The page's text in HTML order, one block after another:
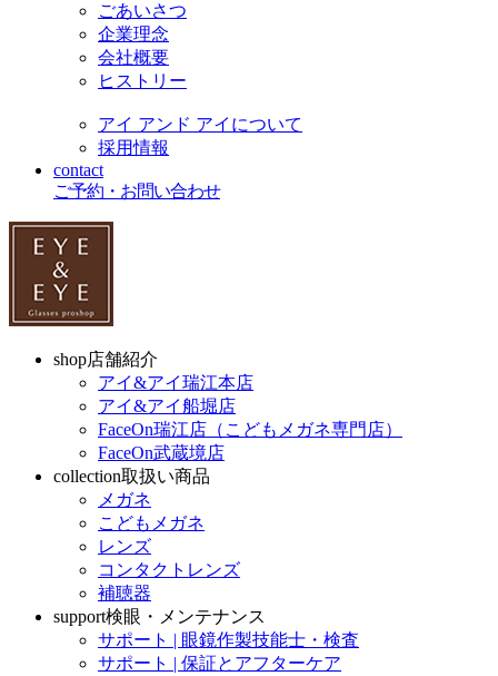
ごあいさつ
企業理念
会社概要
ヒストリー
アイ アンド アイについて
採用情報
contact
ご予約・お問い合わせ
shop店舗紹介
アイ&アイ瑞江本店
アイ&アイ船堀店
FaceOn瑞江店（こどもメガネ専門店）
FaceOn武蔵境店
collection取扱い商品
メガネ
こどもメガネ
レンズ
コンタクトレンズ
補聴器
support検眼・メンテナンス
サポート | 眼鏡作製技能士・検査
サポート | 保証とアフターケア